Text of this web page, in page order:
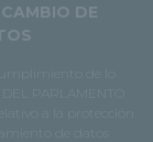
DE
de lo
PARLAMENTO
a la protección
de datos